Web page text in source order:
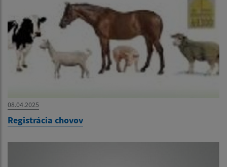
08.04.2025
Registrácia chovov